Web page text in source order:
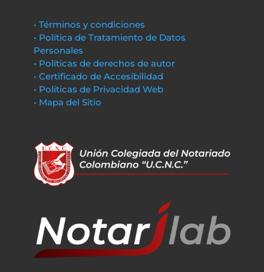
• Términos y condiciones
• Política de Tratamiento de Datos
Personales
• Políticas de derechos de autor
• Certificado de Accesibilidad
• Políticas de Privacidad Web
• Mapa del Sitio